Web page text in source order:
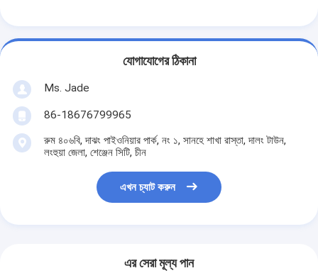
আমাদের সাথে যোগাযোগ
মামলা
যোগাযোগের ঠিকানা
Ms. Jade
86-18676799965
রুম ৪০৬বি, দাঝং পাইওনিয়ার পার্ক, নং ১, সানহে শাখা রাস্তা, দালং টাউন,
লংহুয়া জেলা, শেঞ্জেন সিটি, চীন
এখন চ্যাট করুন
এর সেরা মূল্য পান